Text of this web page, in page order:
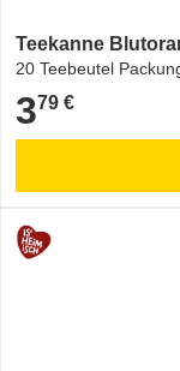
Teekanne
20 Teebeutel
3,79 €
379 €